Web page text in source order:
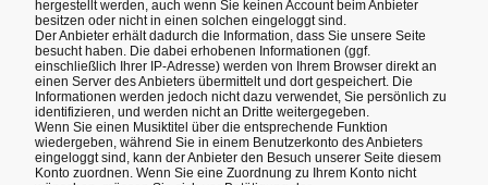
hergestellt werden, auch wenn Sie keinen Account beim Anbieter
besitzen oder nicht in einen solchen eingeloggt sind.
Der Anbieter erhält dadurch die Information, dass Sie unsere Seite
besucht haben. Die dabei erhobenen Informationen (ggf.
einschließlich Ihrer IP-Adresse) werden von Ihrem Browser direkt an
einen Server des Anbieters übermittelt und dort gespeichert. Die
Informationen werden jedoch nicht dazu verwendet, Sie persönlich zu
identifizieren, und werden nicht an Dritte weitergegeben.
Wenn Sie einen Musiktitel über die entsprechende Funktion
wiedergeben, während Sie in einem Benutzerkonto des Anbieters
eingeloggt sind, kann der Anbieter den Besuch unserer Seite diesem
Konto zuordnen. Wenn Sie eine Zuordnung zu Ihrem Konto nicht